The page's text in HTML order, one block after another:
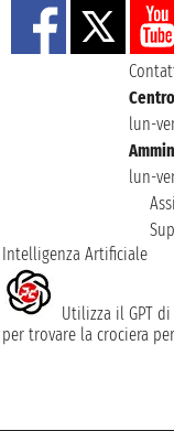
lun-
lun-
Intelligenza Artificiale
Utilizza il GPT
per trovare la crociera